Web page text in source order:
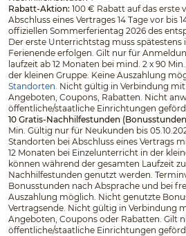
Rabatt-Aktion: 100 € Rabatt auf das erste
Abschluss eines Vertrages 14 Tage vor bis
offiziellen Sommerferientag 2026 des
Der erste Unterrichtstag muss spätestens
Ferienende erfolgen. Gilt nur für
laufzeit ab 12 Monaten bei mind. 2 x 90
der kleinen Gruppe. Keine Auszahlung
Standorten. Nicht gültig in Verbindung
Angeboten, Coupons, Rabatten. Nicht
öffentliche/staatliche Einrichtungen
10 Gratis-Nachhilfestunden
Min. Gültig nur für Neukunden bis
Standorten bei Abschluss eines Vertrags
12 Monaten bei Einzelunterricht in der
können während der gesamten Laufzeit
Nachhilfestunden genutzt werden.
Bonusstunden nach Absprache und bei
Auszahlung möglich. Nicht genutzte
Vertragsende. Nicht gültig in Verbindung
Angeboten, Coupons oder Rabatten. Gilt
öffentliche/staatliche Einrichtungen